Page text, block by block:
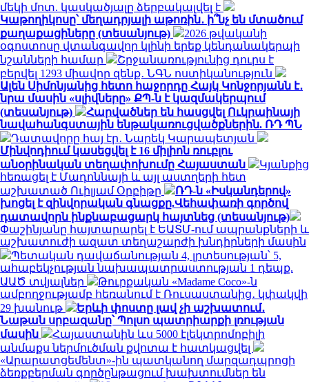
մեկի մոտ. կասկածյալը ձերբակալվել է
Կաթողիկոսը՝ մեղադրյալի աթոռին․ ի՞նչ են մտածում
քաղաքացիները (տեսանյութ)
2026 թվականի
օգոստոսը վտանգավոր կլինի երեք կենդանակերպի
նշանների համար
Շրջանառությունից դուրս է
բերվել 1293 միավոր զենք․ ՆԳՆ ոստիկանություն
Ալեն Սիմոնյանից հետո հաջորդը Հայկ Կոնջորյանն է․
նրա մասին «սլիվները» ՔՊ-ն է կազմակերպում
(տեսանյութ)
Հարվածներ են հասցվել Ուկրաինայի
նավահանգստային ենթակառուցվածքներին. ՌԴ ՊՆ
Դատավորը հայ էր․ Նարեկ Կարապետյան
Մինվոդիում կասեցվել է 16 միլիոն ռուբլու
անօրինական տեղափոխումը Հայաստան
Կյանքից
հեռացել է Մադոննայի և այլ աստղերի հետ
աշխատած Ուիլյամ Օրբիթը
ՌԴ-ն «Իսկանդերով»
խոցել է զինվորական գնացքը.Վեհափառի գործով
դատավորն ինքնաբացարկ հայտնեց (տեսանյութ)
Փաշինյանը հայտարարել է ԵԱՏՄ-ում ապրանքների և
աշխատուժի ազատ տեղաշարժի խնդիրների մասին
Պետական դավաճանության 4, լրտեսության՝ 5,
ահաբեկչության նախապատրաստության 1 դեպք.
ԱԱԾ տվյալներ
Թուրքական «Madame Coco»-ն
ամբողջությամբ հեռանում է Ռուսաստանից․ կփակվի
29 խանութ
Երևի փոստը լավ չի աշխատում․
Նաթան սրբազանը՝ Պոլսո պատրիարքի լռության
մասին
Հայաստանին ևս 5000 էլեկտրոմոբիլի
անմաքս ներմուծման քվոտա է հատկացվել
«Արարատցեմենտ»-ին պատկանող մարզադպրոցի
ձեռքբերման գործընթացում խախտումներ են